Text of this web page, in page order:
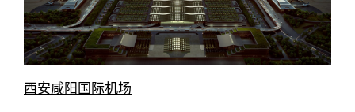
西安咸阳国际机场